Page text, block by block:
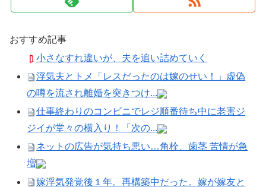
おすすめ記事
小さなすれ違いが、夫を追い詰めていく
浮気夫とトメ「レスだったのは嫁のせい！」虚偽
の噂を流され離婚を突きつけ...
仕事終わりのコンビニでレジ順番待ち中に老害ジ
ジイが堂々の横入り！「次の...
ネットの広告が気持ち悪い…角栓、歯茎 苦情が急
増
嫁浮気発覚後１年。再構築中だった。嫁が嫁友と